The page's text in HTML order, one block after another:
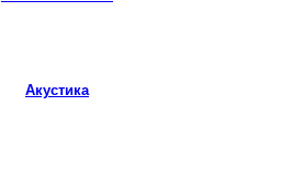
Акустика